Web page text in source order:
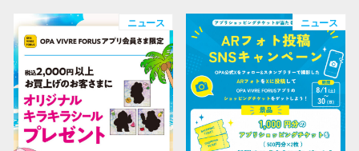
ニュース ニュース
横浜ビ